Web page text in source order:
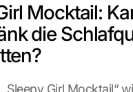
Mocktail:
die
Girl Mocktail“